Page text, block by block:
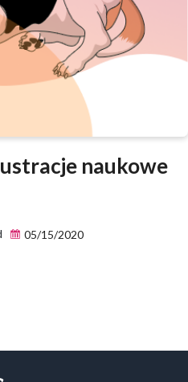
naukowe
05/15/2020